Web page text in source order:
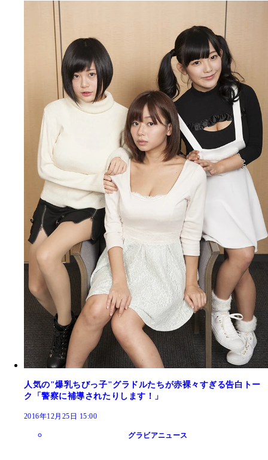
人気の"爆乳ちびっ子"グラドルたちが赤裸々すぎる告白トー
ク「警察に補導されたりします！」
2016年12月25日 15:00
グラビアニュース